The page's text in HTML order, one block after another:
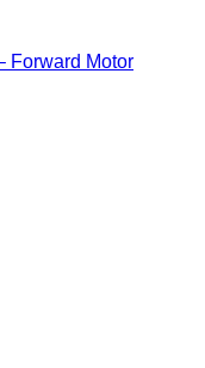
Forward Motor